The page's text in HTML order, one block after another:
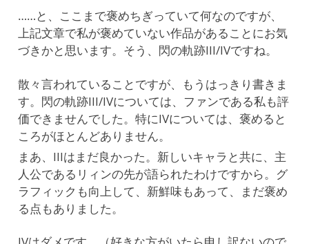
……と、ここまで褒めちぎっていて何なのですが、
上記文章で私が褒めていない作品があることにお気
づきかと思います。そう、閃の軌跡III/IVですね。
散々言われていることですが、もうはっきり書きま
す。閃の軌跡III/IVについては、ファンである私も評
価できませんでした。特にIVについては、褒めると
ころがほとんどありません。
まあ、IIIはまだ良かった。新しいキャラと共に、主
人公であるリィンの先が語られたわけですから。グ
ラフィックも向上して、新鮮味もあって、まだ褒め
る点もありました。